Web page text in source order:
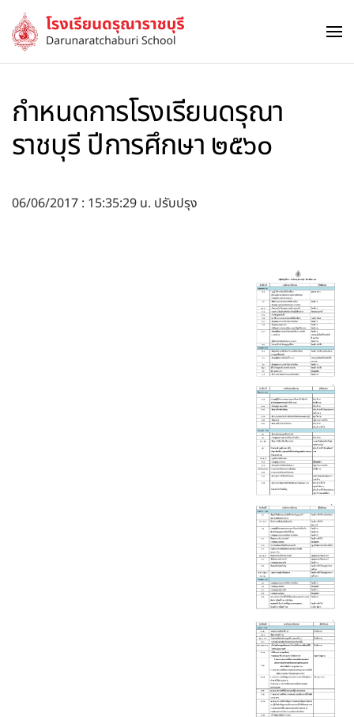
Skip to main content
กำหนดการโรงเรียนดรุณา
ราชบุรี ปีการศึกษา ๒๕๖๐
06/06/2017 : 15:35:29 น. ปรับปรุง